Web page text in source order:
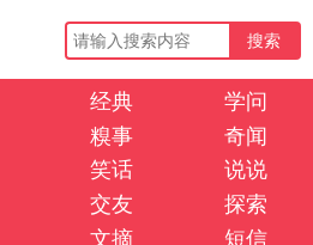
搜索
经典
学问
糗事
奇闻
笑话
说说
交友
探索
文摘
短信